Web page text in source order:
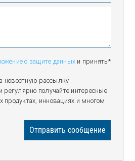
о защите данных и принять*
новостную рассылку
регулярно получайте интересные
продуктах, инновациях и многом
Отправить сообщение